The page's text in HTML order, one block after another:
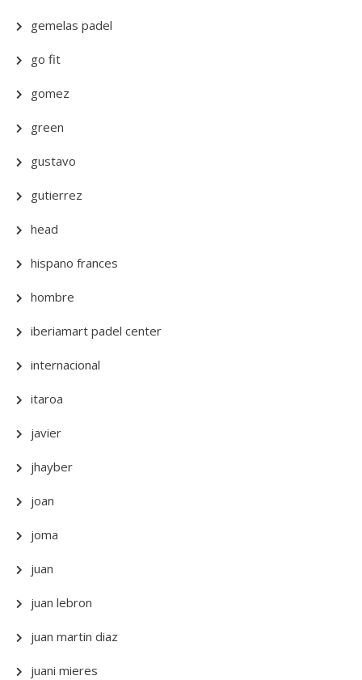
gemelas padel
go fit
gomez
green
gustavo
gutierrez
head
hispano frances
hombre
iberiamart padel center
internacional
itaroa
javier
jhayber
joan
joma
juan
juan lebron
juan martin diaz
juani mieres